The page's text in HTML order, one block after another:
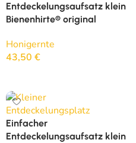
Entdeckelungsaufsatz klein
Bienenhirte® original
Honigernte
43,50 €
Einfacher
Entdeckelungsaufsatz klein